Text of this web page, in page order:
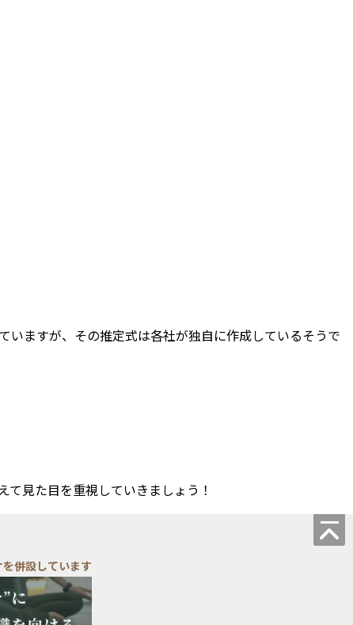
いますが、その推定式は各社が独自に作成しているそうで
見た目を重視していきましょう！
併設しています